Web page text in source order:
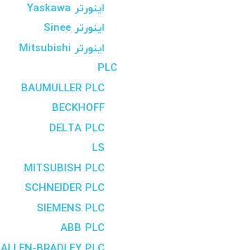
اینورتر Yaskawa
اینورتر Sinee
اینورتر Mitsubishi
PLC
BAUMULLER PLC
BECKHOFF
DELTA PLC
LS
MITSUBISH PLC
SCHNEIDER PLC
SIEMENS PLC
ABB PLC